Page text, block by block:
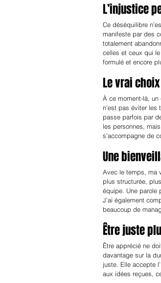
L’injustice
Ce déséquilibre
manifeste par des
totalement
celles et ceux qui
formulé et encore
Le vrai
À ce moment-là, un
n’est pas éviter les
passe parfois par
les personnes,
s’accompagne de
Une
Avec le temps, ma
plus structurée,
équipe. Une parole
J’ai également
beaucoup de
Être juste
Être apprécié ne
davantage sur la
juste. Elle accepte
aux idées reçues,